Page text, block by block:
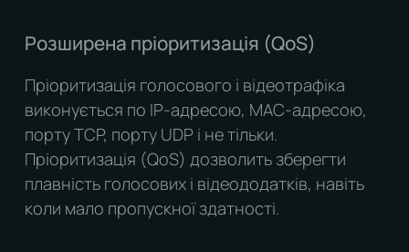
Розширена пріоритизація (QoS)
Пріоритизація голосового і відеотрафіка
виконується по IP-адресою, MAС-адресою,
порту TCP, порту UDP і не тільки.
Пріоритизація (QoS) дозволить зберегти
плавність голосових і відеододатків, навіть
коли мало пропускної здатності.